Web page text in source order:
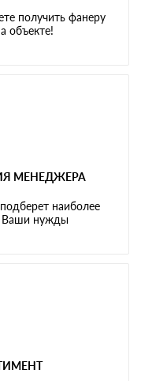
получить фанеру
объекте!
МЕНЕДЖЕРА
наиболее
Ваши нужды